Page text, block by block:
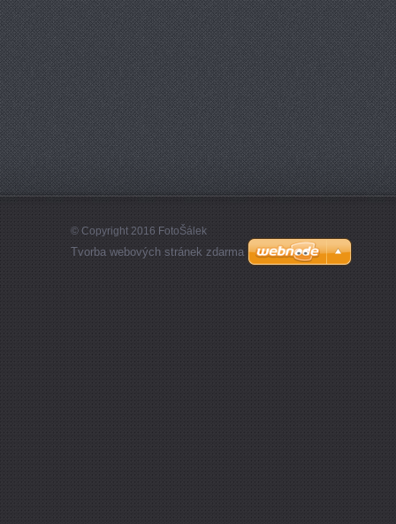
© Copyright 2016 FotoŠálek
Tvorba webových stránek zdarma